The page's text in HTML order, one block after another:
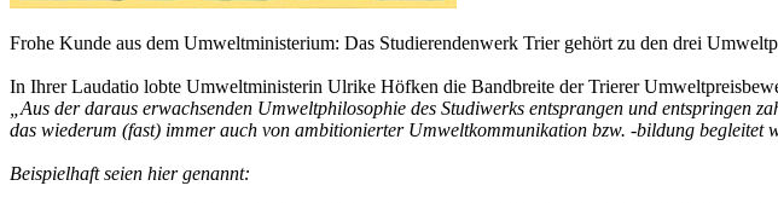
Frohe Kunde aus dem Umweltministerium: Das Studierendenwerk Trier gehört zu den drei
In Ihrer Laudatio lobte Umweltministerin Ulrike Höfken die Bandbreite der Trierer
„Aus der daraus erwachsenden Umweltphilosophie des Studiwerks entsprangen und entspringen
das wiederum (fast) immer auch von ambitionierter Umweltkommunikation bzw. -bildung begleitet
Beispielhaft seien hier genannt: